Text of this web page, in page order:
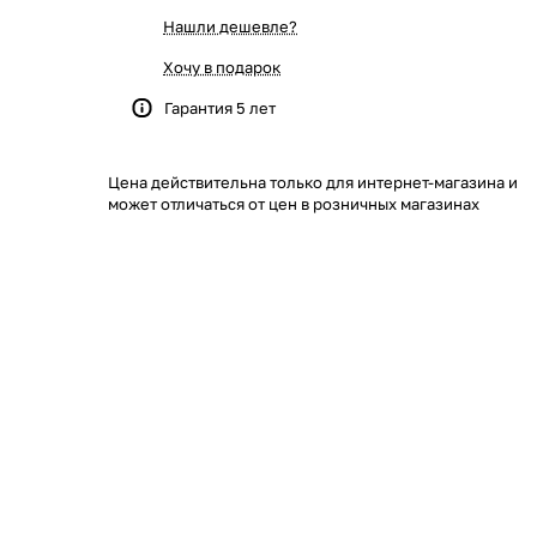
Нашли дешевле?
Хочу в подарок
Гарантия 5 лет
Цена действительна только для интернет-магазина и
может отличаться от цен в розничных магазинах